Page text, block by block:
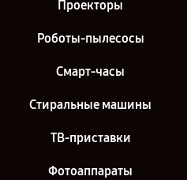
Проекторы
Роботы-пылесосы
Смарт-часы
Стиральные машины
ТВ-приставки
Фотоаппараты